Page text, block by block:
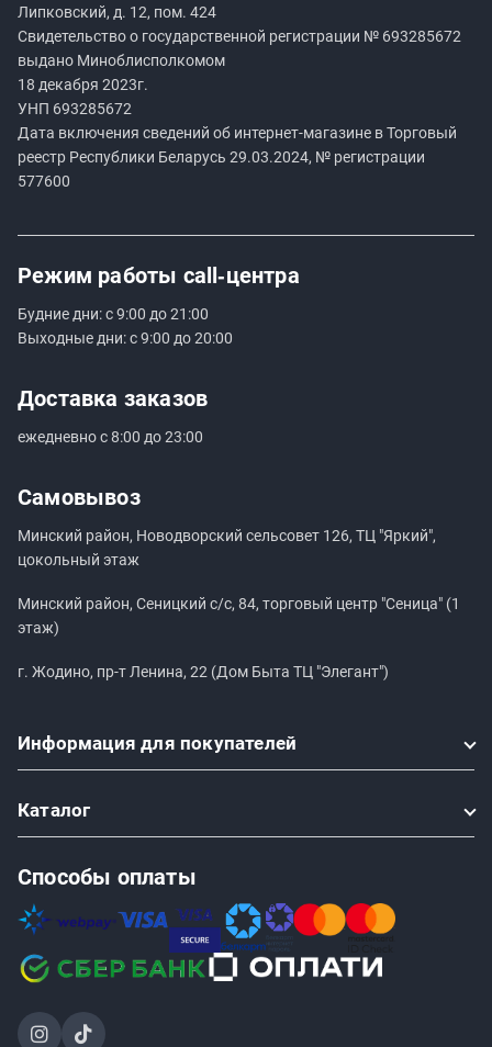
Липковский, д. 12, пом. 424
Свидетельство о государственной регистрации № 693285672
выдано Миноблисполкомом
18 декабря 2023г.
УНП 693285672
Дата включения сведений об интернет-магазине в Торговый
реестр Республики Беларусь 29.03.2024, № регистрации
577600
Режим работы call‑центра
Будние дни: с 9:00 до 21:00
Выходные дни: с 9:00 до 20:00
Доставка заказов
ежедневно с 8:00 до 23:00
Самовывоз
Минский район, Новодворский сельсовет 126, ТЦ "Яркий",
цокольный этаж
Минский район, Сеницкий с/с, 84, торговый центр "Сеница" (1
этаж)
г. Жодино, пр-т Ленина, 22 (Дом Быта ТЦ "Элегант")
Информация для покупателей
Каталог
Способы оплаты